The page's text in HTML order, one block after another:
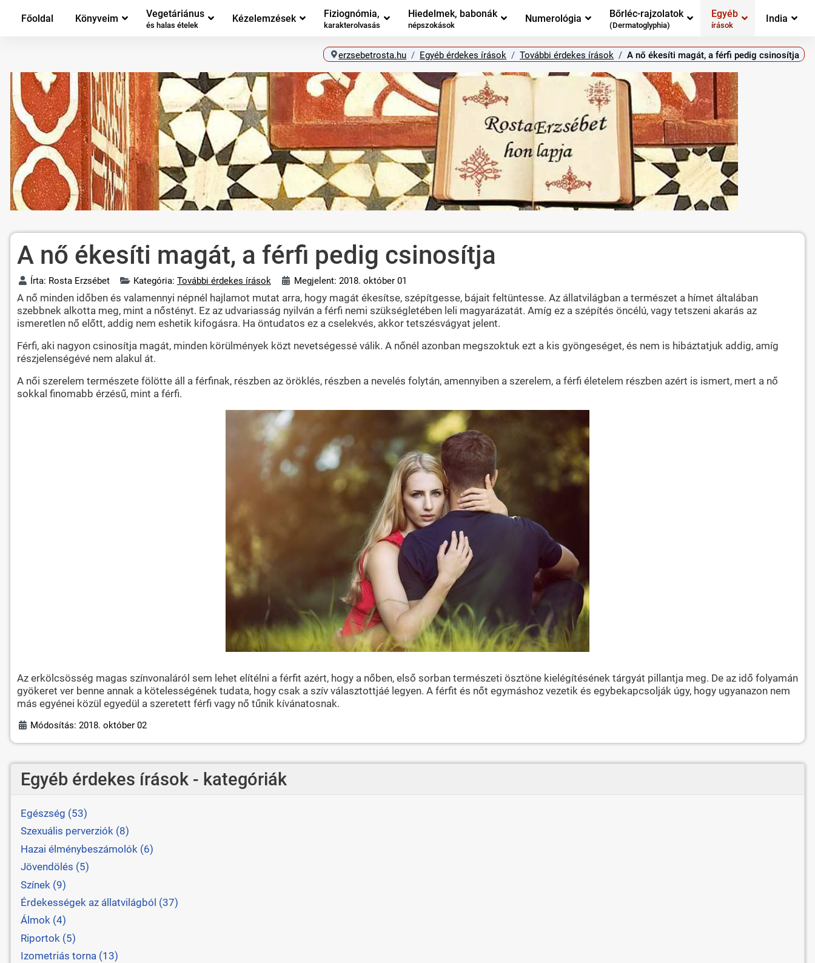
Főoldal Könyveim Vegetáriánus
és halas ételek
Kézelemzések Fiziognómia,
karakterolvasás
Hiedelmek, babonák
népszokások
Numerológia Bőrléc-rajzolatok
(Dermatoglyphia)
Egyéb
írások
India
erzsebetrosta.hu Egyéb érdekes írások További érdekes írások A nő ékesíti magát, a férfi pedig csinosítja
A nő ékesíti magát, a férfi pedig csinosítja
Írta: Rosta Erzsébet Kategória: További érdekes írások Megjelent: 2018. október 01
A nő minden időben és valamennyi népnél hajlamot mutat arra, hogy magát ékesítse, szépítgesse, bájait feltüntesse. Az állatvilágban a természet a hímet általában
szebbnek alkotta meg, mint a nőstényt. Ez az udvariasság nyilván a férfi nemi szükségletében leli magyarázatát. Amíg ez a szépítés öncélú, vagy tetszeni akarás az
ismeretlen nő előtt, addig nem eshetik kifogásra. Ha öntudatos ez a cselekvés, akkor tetszésvágyat jelent.
Férfi, aki nagyon csinosítja magát, minden körülmények közt nevetségessé válik. A nőnél azonban megszoktuk ezt a kis gyöngeséget, és nem is hibáztatjuk addig, amíg
részjelenségévé nem alakul át.
A női szerelem természete fölötte áll a férfinak, részben az öröklés, részben a nevelés folytán, amennyiben a szerelem, a férfi életelem részben azért is ismert, mert a nő
sokkal finomabb érzésű, mint a férfi.
Az erkölcsösség magas színvonaláról sem lehet elítélni a férfit azért, hogy a nőben, első sorban természeti ösztöne kielégítésének tárgyát pillantja meg. De az idő folyamán
gyökeret ver benne annak a kötelességének tudata, hogy csak a szív választottjáé legyen. A férfit és nőt egymáshoz vezetik és egybekapcsolják úgy, hogy ugyanazon nem
más egyénei közül egyedül a szeretett férfi vagy nő tűnik kívánatosnak.
Módosítás: 2018. október 02
Egyéb érdekes írások - kategóriák
Egészség (53)
Szexuális perverziók (8)
Hazai élménybeszámolók (6)
Jövendölés (5)
Színek (9)
Érdekességek az állatvilágból (37)
Álmok (4)
Riportok (5)
Izometriás torna (13)